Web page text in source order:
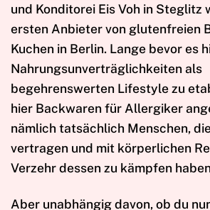
und Konditorei Eis Voh in Steglitz
ersten Anbieter von glutenfreien
Kuchen in Berlin. Lange bevor es
Nahrungsunverträglichkeiten als
begehrenswerten Lifestyle zu
hier Backwaren für Allergiker
nämlich tatsächlich Menschen,
vertragen und mit körperlichen
Verzehr dessen zu kämpfen
Aber unabhängig davon, ob du